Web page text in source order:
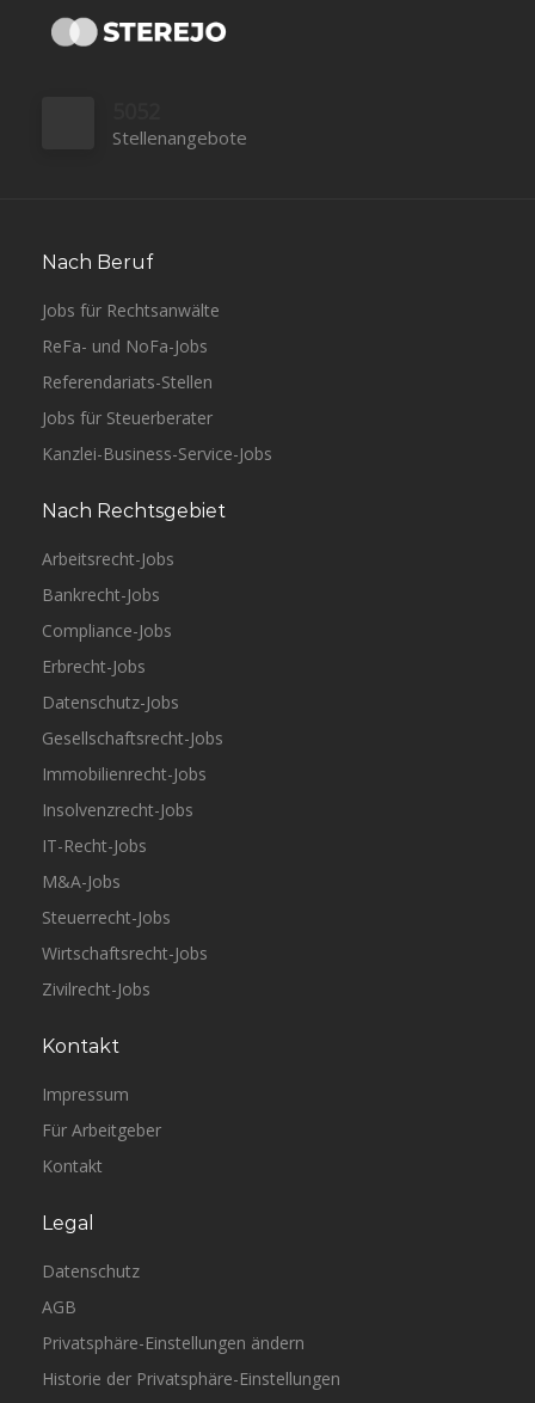
Stellenangebote
Nach Beruf
Jobs für Rechtsanwälte
ReFa- und NoFa-Jobs
Referendariats-Stellen
Jobs für Steuerberater
Kanzlei-Business-Service-Jobs
Nach Rechtsgebiet
Arbeitsrecht-Jobs
Bankrecht-Jobs
Compliance-Jobs
Erbrecht-Jobs
Datenschutz-Jobs
Gesellschaftsrecht-Jobs
Immobilienrecht-Jobs
Insolvenzrecht-Jobs
IT-Recht-Jobs
M&A-Jobs
Steuerrecht-Jobs
Wirtschaftsrecht-Jobs
Zivilrecht-Jobs
Kontakt
Impressum
Für Arbeitgeber
Kontakt
Legal
Datenschutz
AGB
Privatsphäre-Einstellungen ändern
Historie der Privatsphäre-Einstellungen